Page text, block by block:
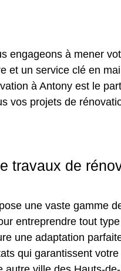
engageons à mener
et un service clé en
à Antony est le
vos projets de
travaux de
une vaste gamme
entreprendre tout
une adaptation
qui garantissent